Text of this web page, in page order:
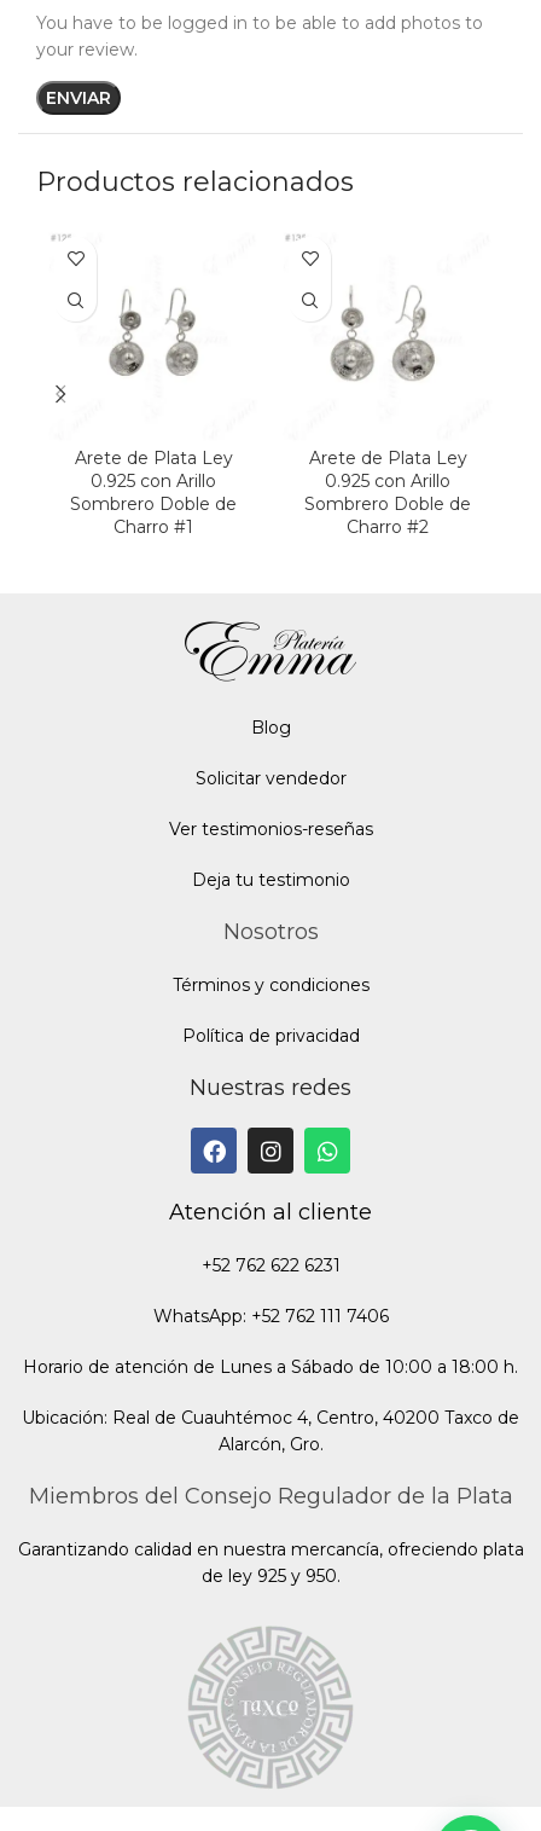
You have to be logged in to be able to add photos to
your review.
Productos relacionados
Arete de Plata Ley
0.925 con Arillo
Sombrero Doble de
Charro #1
Arete de Plata Ley
0.925 con Arillo
Sombrero Doble de
Charro #2
Blog
Solicitar vendedor
Ver testimonios-reseñas
Deja tu testimonio
Nosotros
Términos y condiciones
Política de privacidad
Nuestras redes
Atención al cliente
+52 762 622 6231
WhatsApp: +52 762 111 7406
Horario de atención de Lunes a Sábado de 10:00 a 18:00 h.
Ubicación: Real de Cuauhtémoc 4, Centro, 40200 Taxco de
Alarcón, Gro.
Miembros del Consejo Regulador de la Plata
Garantizando calidad en nuestra mercancía, ofreciendo plata
de ley 925 y 950.